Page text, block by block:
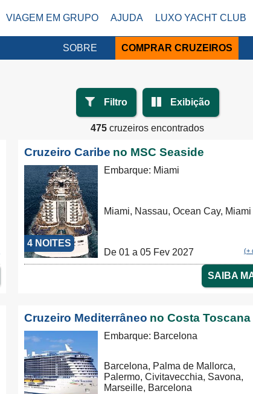
VIAGEM EM GRUPO AJUDA LUXO YACHT CLUB
SOBRE COMPRAR CRUZEIROS
Filtro Exibição
475 cruzeiros encontrados
Cruzeiro Caribe no MSC Seaside
4 NOITES
Embarque: Miami
Miami, Nassau, Ocean Cay, Miami
De 01 a 05 Fev 2027 (+
SAIBA
Cruzeiro Mediterrâneo no Costa Toscana
Embarque: Barcelona
Barcelona, Palma de Mallorca,
Palermo, Civitavecchia, Savona,
Marseille, Barcelona